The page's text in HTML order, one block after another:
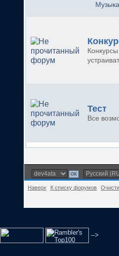
Тест
Все
Наверх К списку форумов
-->